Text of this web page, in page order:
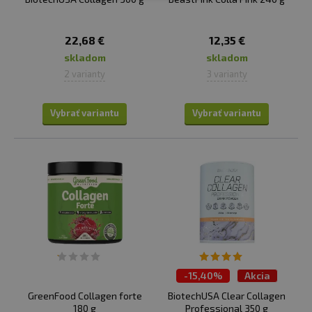
nevytvára veľké zväzky vlákien, ako je tomu pri kolagéne
I, a z toho dôvodu je obsiahnutý práve v chrupavkách. V
chrupavke sa spolu s kolagénom druhého typu nachádza
vysokým obsahom kolagénu doplneného o ďalšie látky
(vitamín C, kyselina hyalurónová) zvyšujúce jeho
účinnosť. Vyberať pritom môžete z formy voľného
prášku aj tabliet.
V prípade záujmu pre vás máme pripravenú aj zvláštnu
komplexnej kĺbovej výživy
22,68 €
skladom
2 varianty
Vybrať variantu
12,35 €
skladom
3 varianty
Vybrať variantu
GreenFood Collagen forte
180 g
-15,40%
Akcia
BiotechUSA Clear Collagen
Professional 350 g